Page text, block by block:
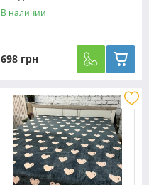
В наличии
698 грн